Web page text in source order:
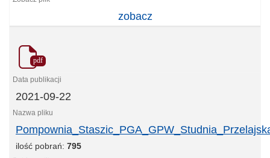
zobacz
pdf
2021-09-22
ilość pobrań: 795